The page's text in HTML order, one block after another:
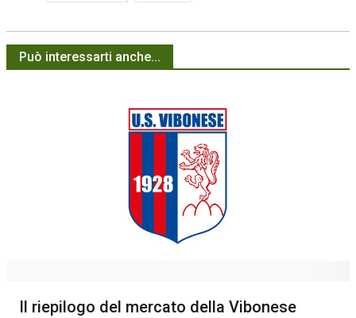
Può interessarti anche...
Il riepilogo del mercato della Vibonese